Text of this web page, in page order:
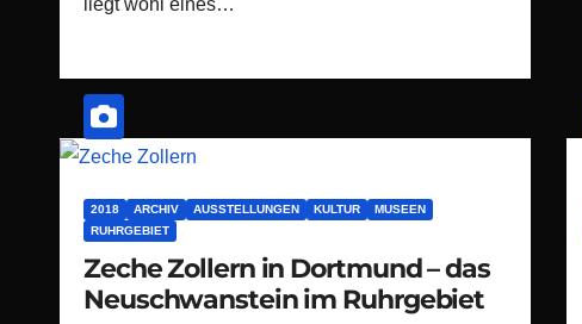
liegt wohl eines…
2018 ARCHIV AUSSTELLUNGEN KULTUR
MUSEEN
RUHRGEBIET
Zeche Zollern in Dortmund – das
Neuschwanstein im Ruhrgebiet